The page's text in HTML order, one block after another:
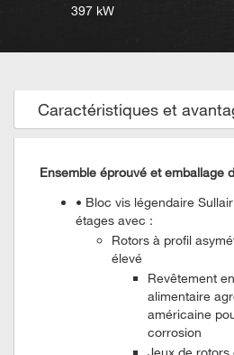
397 kW
Caractéristiques et
Ensemble éprouvé et emballage
• Bloc vis légendaire
étages avec :
Rotors à profil
élevé
Revêtement
alimentaire
américaine
corrosion